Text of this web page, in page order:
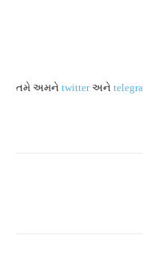
તમે અમને twitterઅને